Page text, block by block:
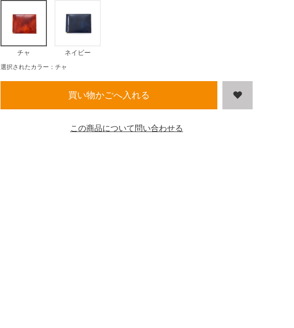
チャ ネイビー
選択されたカラー：チャ
買い物かごへ入れる
この商品について問い合わせる